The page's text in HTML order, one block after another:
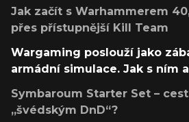
Jak začít s Warhammerem
přes přístupnější Kill Team
Wargaming poslouží jako
armádní simulace. Jak s ním
Symbaroum Starter Set –
„švédským DnD“?